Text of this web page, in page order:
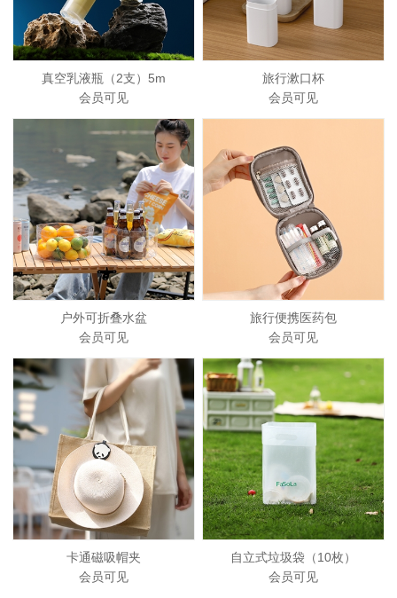
真空乳液瓶（2支）5m
会员可见
旅行漱口杯
会员可见
户外可折叠水盆
会员可见
旅行便携医药包
会员可见
卡通磁吸帽夹
会员可见
自立式垃圾袋（10枚）
会员可见